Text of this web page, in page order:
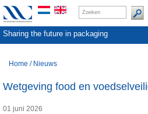
Sharing the future in packaging
Home / Nieuws
Wetgeving food en
01 juni 2026